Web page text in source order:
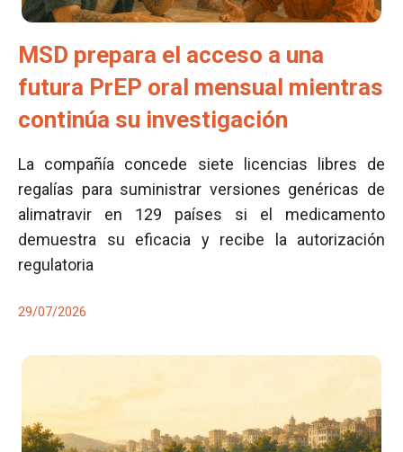
MSD prepara el acceso a una
futura PrEP oral mensual mientras
continúa su investigación
La compañía concede siete licencias libres de
regalías para suministrar versiones genéricas de
alimatravir en 129 países si el medicamento
demuestra su eficacia y recibe la autorización
regulatoria
29/07/2026